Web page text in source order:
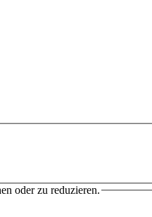
oder zu reduzieren.